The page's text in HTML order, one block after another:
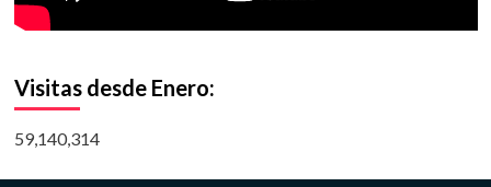
Visitas desde Enero:
59,140,314